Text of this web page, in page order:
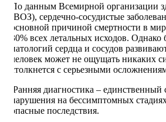
По данным Всемирной организации
(ВОЗ), сердечно-сосудистые
основной причиной смертности в
30% всех летальных исходов.
патологий сердца и сосудов
человек может не ощущать никаких
столкнется с серьезными
Ранняя диагностика – единственный
нарушения на бессимптомных
опасные последствия.